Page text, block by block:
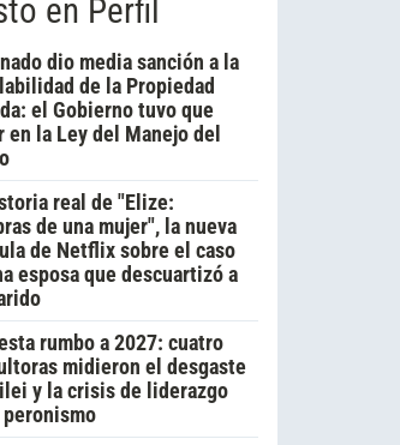
en Perfil
dio media sanción a la
de la Propiedad
el Gobierno tuvo que
en la Ley del Manejo del
real de "Elize:
de una mujer", la nueva
de Netflix sobre el caso
esposa que descuartizó a
rumbo a 2027: cuatro
midieron el desgaste
y la crisis de liderazgo